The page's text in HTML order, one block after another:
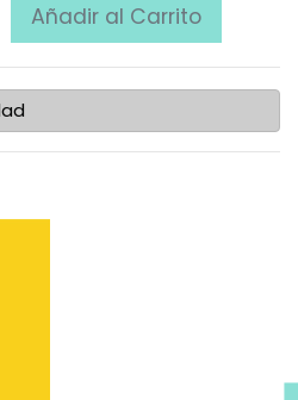
Añadir al Carrito